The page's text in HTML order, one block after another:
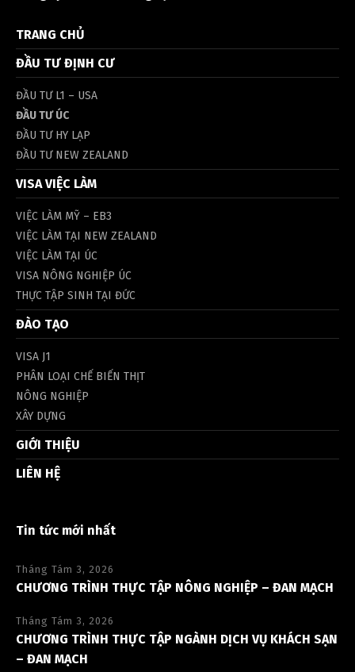
TRANG CHỦ
ĐẦU TƯ ĐỊNH CƯ
ĐẦU TƯ L1 – USA
ĐẦU TƯ ÚC
ĐẦU TƯ HY LẠP
ĐẦU TƯ NEW ZEALAND
VISA VIỆC LÀM
VIỆC LÀM MỸ – EB3
VIỆC LÀM TẠI NEW ZEALAND
VIỆC LÀM TẠI ÚC
VISA NÔNG NGHIỆP ÚC
THỰC TẬP SINH TẠI ĐỨC
ĐÀO TẠO
VISA J1
PHÂN LOẠI CHẾ BIẾN THỊT
NÔNG NGHIỆP
XÂY DỰNG
GIỚI THIỆU
LIÊN HỆ
Tin tức mới nhất
Tháng Tám 3, 2026
CHƯƠNG TRÌNH THỰC TẬP NÔNG NGHIỆP – ĐAN MẠCH
Tháng Tám 3, 2026
CHƯƠNG TRÌNH THỰC TẬP NGÀNH DỊCH VỤ KHÁCH SẠN
– ĐAN MẠCH